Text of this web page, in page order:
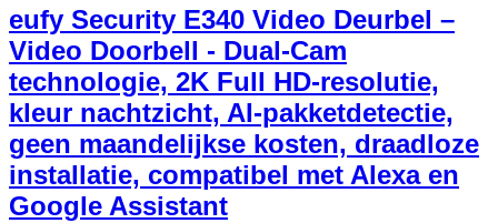
eufy Security E340 Video Deurbel –
Video Doorbell - Dual-Cam
technologie, 2K Full HD-resolutie,
kleur nachtzicht, AI-pakketdetectie,
geen maandelijkse kosten, draadloze
installatie, compatibel met Alexa en
Google Assistant